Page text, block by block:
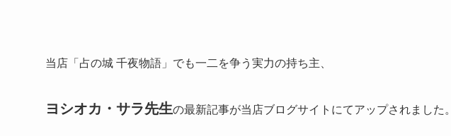
当店「占の城 千夜物語」でも一二を争う実力の持ち主、
ヨシオカ・サラ先生の最新記事が当店ブログサイトにてアップされました。